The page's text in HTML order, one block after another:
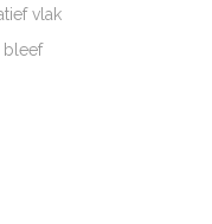
vlak
bleef